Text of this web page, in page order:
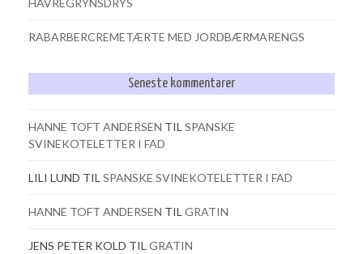
HAVREGRYNSDRYS
RABARBERCREMETÆRTE MED JORDBÆRMARENGS
Seneste kommentarer
HANNE TOFT ANDERSEN TIL SPANSKE
SVINEKOTELETTER I FAD
LILI LUND TIL SPANSKE SVINEKOTELETTER I FAD
HANNE TOFT ANDERSEN TIL GRATIN
JENS PETER KOLD TIL GRATIN